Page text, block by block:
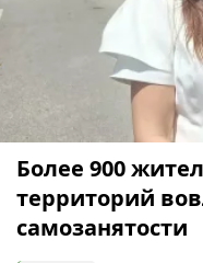
Более 900
территорий
самозанятости